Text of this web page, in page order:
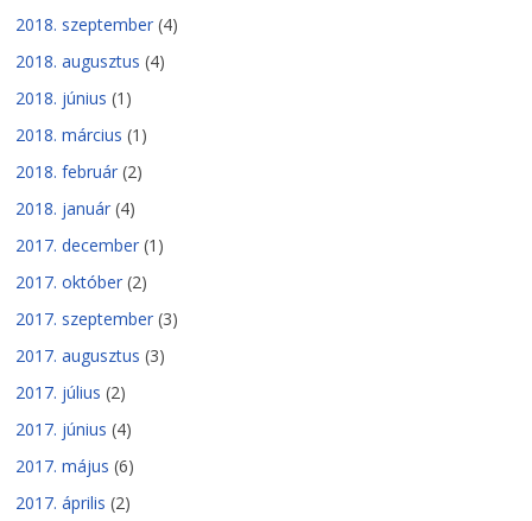
2018. szeptember (4)
2018. augusztus (4)
2018. június (1)
2018. március (1)
2018. február (2)
2018. január (4)
2017. december (1)
2017. október (2)
2017. szeptember (3)
2017. augusztus (3)
2017. július (2)
2017. június (4)
2017. május (6)
2017. április (2)